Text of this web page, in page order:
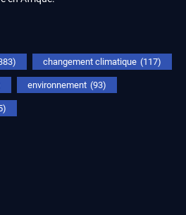
changement climatique (117)
environnement (93)